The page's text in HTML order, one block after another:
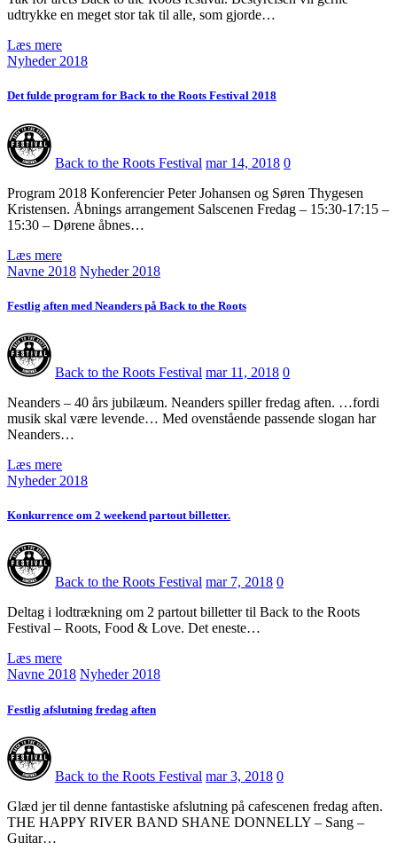
udtrykke en meget stor tak til alle, som gjorde…
Læs mere
Nyheder 2018
Det fulde program for Back to the Roots Festival 2018
Back to the Roots Festival mar 14, 2018 0
Program 2018 Konferencier Peter Johansen og Søren Thygesen
Kristensen. Åbnings arrangement Salscenen Fredag – 15:30-17:15 –
15:30 – Dørene åbnes…
Læs mere
Navne 2018 Nyheder 2018
Festlig aften med Neanders på Back to the Roots
Back to the Roots Festival mar 11, 2018 0
Neanders – 40 års jubilæum. Neanders spiller fredag aften. …fordi
musik skal være levende… Med ovenstående passende slogan har
Neanders…
Læs mere
Nyheder 2018
Konkurrence om 2 weekend partout billetter.
Back to the Roots Festival mar 7, 2018 0
Deltag i lodtrækning om 2 partout billetter til Back to the Roots
Festival – Roots, Food & Love. Det eneste…
Læs mere
Navne 2018 Nyheder 2018
Festlig afslutning fredag aften
Back to the Roots Festival mar 3, 2018 0
Glæd jer til denne fantastiske afslutning på cafescenen fredag aften.
THE HAPPY RIVER BAND SHANE DONNELLY – Sang –
Guitar…